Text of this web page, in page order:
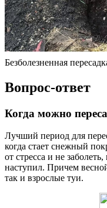
Безболезненная
Вопрос-ответ
Когда можно
Лучший период для
когда стает снежный
от стресса и не
наступил. Причем
так и взрослые туи.